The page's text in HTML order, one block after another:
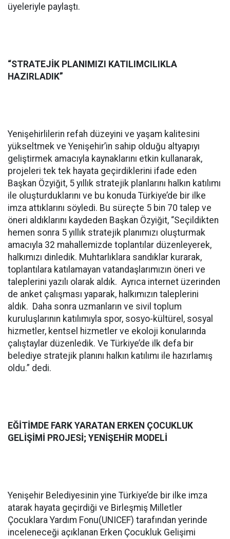
üyeleriyle paylaştı.
“STRATEJİK PLANIMIZI KATILIMCILIKLA
HAZIRLADIK”
Yenişehirlilerin refah düzeyini ve yaşam kalitesini
yükseltmek ve Yenişehir’in sahip olduğu altyapıyı
geliştirmek amacıyla kaynaklarını etkin kullanarak,
projeleri tek tek hayata geçirdiklerini ifade eden
Başkan Özyiğit, 5 yıllık stratejik planlarını halkın katılımı
ile oluşturduklarını ve bu konuda Türkiye’de bir ilke
imza attıklarını söyledi. Bu süreçte 5 bin 70 talep ve
öneri aldıklarını kaydeden Başkan Özyiğit, “Seçildikten
hemen sonra 5 yıllık stratejik planımızı oluşturmak
amacıyla 32 mahallemizde toplantılar düzenleyerek,
halkımızı dinledik. Muhtarlıklara sandıklar kurarak,
toplantılara katılamayan vatandaşlarımızın öneri ve
taleplerini yazılı olarak aldık. Ayrıca internet üzerinden
de anket çalışması yaparak, halkımızın taleplerini
aldık. Daha sonra uzmanların ve sivil toplum
kuruluşlarının katılımıyla spor, sosyo-kültürel, sosyal
hizmetler, kentsel hizmetler ve ekoloji konularında
çalıştaylar düzenledik. Ve Türkiye’de ilk defa bir
belediye stratejik planını halkın katılımı ile hazırlamış
oldu.” dedi.
EĞİTİMDE FARK YARATAN ERKEN ÇOCUKLUK
GELİŞİMİ PROJESİ; YENİŞEHİR MODELİ
Yenişehir Belediyesinin yine Türkiye’de bir ilke imza
atarak hayata geçirdiği ve Birleşmiş Milletler
Çocuklara Yardım Fonu(UNICEF) tarafından yerinde
inceleneceği açıklanan Erken Çocukluk Gelişimi